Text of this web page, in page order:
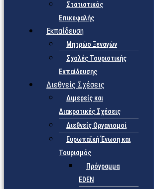
Στατιστικός
Επικεφαλής
Εκπαίδευση
Μητρώο Ξεναγών
Σχολές Τουριστικής
Εκπαίδευσης
Διεθνείς Σχέσεις
Διμερείς και
Διακρατικές Σχέσεις
Διεθνείς Οργανισμοί
Ευρωπαϊκή Ένωση και
Τουρισμός
Πρόγραμμα
EDEN